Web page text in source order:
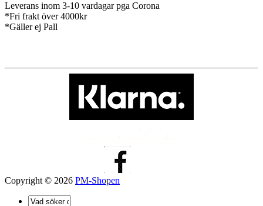
Leverans inom 3-10 vardagar pga Corona
*Fri frakt över 4000kr
*Gäller ej Pall
Copyright © 2026 PM-Shopen